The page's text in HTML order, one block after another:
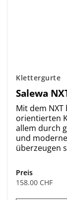
Klettergurte
Salewa
Mit dem
orientierten
allem durch
und
überzeugen
Preis
158.00 CHF